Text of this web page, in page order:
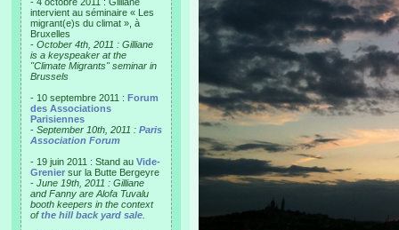
intervient au séminaire « Les
migrant(e)s du climat », à
Bruxelles
- October 4th, 2011 : Gilliane
is a keyspeaker at the
"Climate Migrants" seminar in
Brussels
- 10 septembre 2011 : Forum
des Associations
Parisiennes
- September 10th, 2011 : Paris
Association Forum
- 19 juin 2011 : Stand au Vide-
Grenier sur la Butte Bergeyre
- June 19th, 2011 : Gilliane
and Fanny are Alofa Tuvalu
booth keepers in the context
ofthe hill back yard sale